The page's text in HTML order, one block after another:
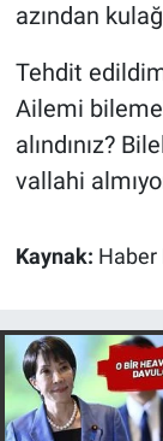
azından
Tehdit
Ailemi
alındınız?
vallahi
Kaynak: Haber